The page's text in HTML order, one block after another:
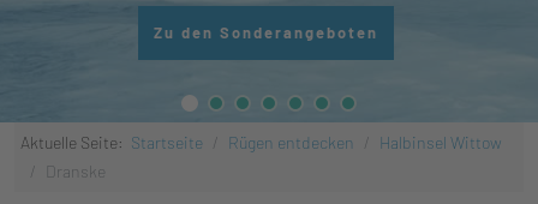
Zu den Sonderangeboten
Aktuelle Seite: Startseite Rügen entdecken
Halbinsel Wittow
Dranske